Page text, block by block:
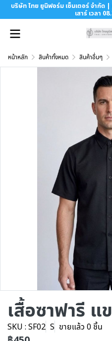
บริษัท ไทย ยูนิฟอร์ม เซ็นเตอร์ จำกัด |
เสาร์ เวลา
หน้าหลัก สินค้าทั้งหมด สินค้าอื่นๆ
เสื้อซาฟารี แ
SKU : SF02 S ขายแล้ว 0 ชิ้น